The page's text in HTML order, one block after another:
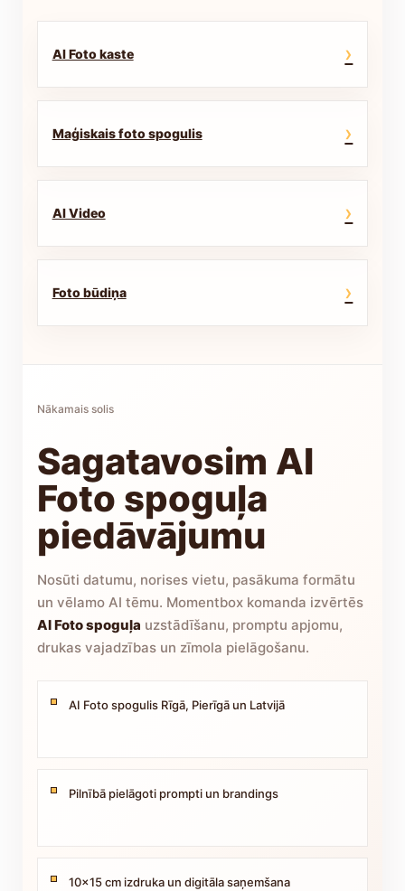
AI Foto kaste ›
Maģiskais foto spogulis ›
AI Video ›
Foto būdiņa ›
Nākamais solis
Sagatavosim AI
Foto spoguļa
piedāvājumu
Nosūti datumu, norises vietu, pasākuma formātu
un vēlamo AI tēmu. Momentbox komanda izvērtēs
AI Foto spoguļa uzstādīšanu, promptu apjomu,
drukas vajadzības un zīmola pielāgošanu.
AI Foto spogulis Rīgā, Pierīgā un Latvijā
Pilnībā pielāgoti prompti un brandings
10x15 cm izdruka un digitāla saņemšana